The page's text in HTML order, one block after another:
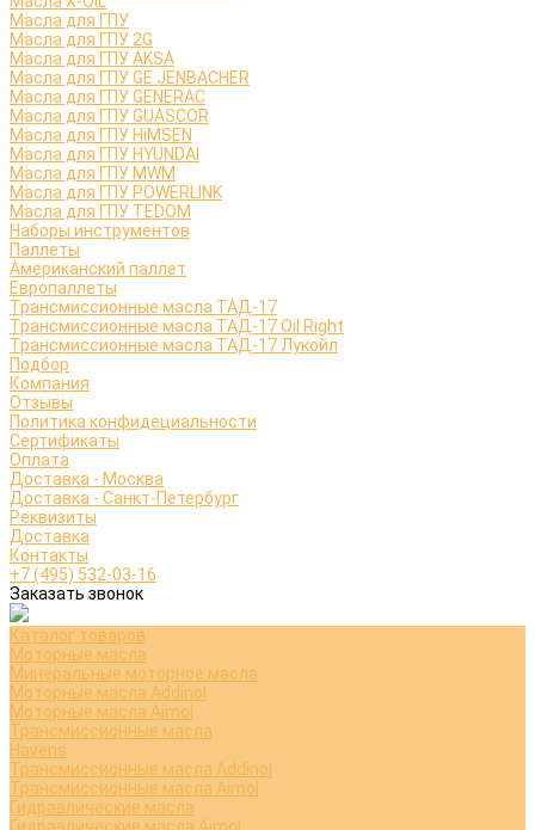
Масла для ГПУ
Масла для ГПУ 2G
Масла для ГПУ AKSA
Масла для ГПУ GE JENBACHER
Масла для ГПУ GENERAC
Масла для ГПУ GUASCOR
Масла для ГПУ HiMSEN
Масла для ГПУ HYUNDAI
Масла для ГПУ MWM
Масла для ГПУ POWERLINK
Масла для ГПУ TEDOM
Наборы инструментов
Паллеты
Американский паллет
Европаллеты
Трансмиссионные масла ТАД-17
Трансмиссионные масла ТАД-17 Oil Right
Трансмиссионные масла ТАД-17 Лукойл
Подбор
Компания
Отзывы
Политика конфидециальности
Сертификаты
Оплата
Доставка - Москва
Доставка - Санкт-Петербург
Реквизиты
Доставка
Контакты
+7 (495) 532-03-16
Заказать звонок
Каталог товаров
Моторные масла
Минеральные моторное масла
Моторные масла Addinol
Моторные масла Aimol
Трансмиссионные масла
Havens
Трансмиссионные масла Addinol
Трансмиссионные масла Aimol
Гидравлические масла